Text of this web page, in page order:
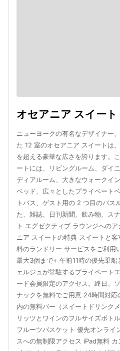
オセアニア スイート
ニューヨークの有名なデザイナー
た 12 室のオセアニア スイートは
を超える豪華な広さを誇ります。
ートには、リビングルーム、ダイ
ディアルーム、大きなウォークイ
ベッド、広々としたプライベート
トバス、ゲスト用の 2 つ目のバス
た、雑誌、日刊新聞、飲み物、ス
ト エグゼクティブ ラウンジへの
ニア スイートの特典 スイートと
料のランドリー サービスをご利用
最大3個まで+ 午前11時の優先乗
ェルジュが常駐するプライベート
ード会員限定のアクセス。終日、
ナックを無料でご用意 24時間対応
内の無料バー（スイートドリンク
リッツとワインのフルサイズボト
フルーツバスケット 優先オンライ
スへの無制限アクセス iPad無料